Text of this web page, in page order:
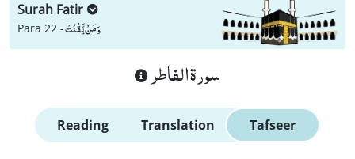
Surah Fatir
Para 22 -وَ مَنْ یَّقْنُتْ
سورة الفاطر
Reading Translation Tafseer